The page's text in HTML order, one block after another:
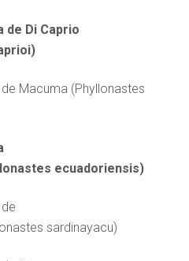
de Di Caprio
Macuma (Phyllonastes
ecuadoriensis)
sardinayacu)